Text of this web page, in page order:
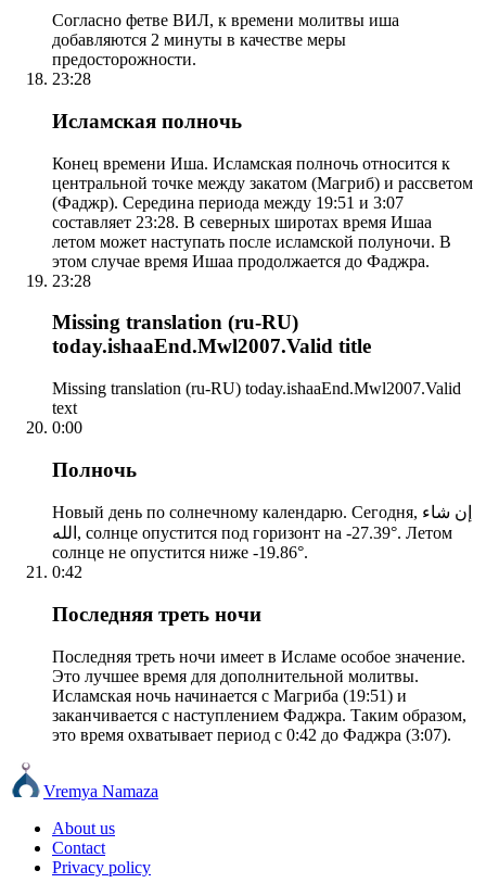
Согласно фетве ВИЛ, к времени молитвы иша
добавляются 2 минуты в качестве меры
предосторожности.
23:28
Исламская полночь
Конец времени Иша. Исламская полночь относится к
центральной точке между закатом (Магриб) и рассветом
(Фаджр). Середина периода между 19:51 и 3:07
составляет 23:28. В северных широтах время Ишаа
летом может наступать после исламской полуночи. В
этом случае время Ишаа продолжается до Фаджра.
23:28
Missing translation (ru-RU)
today.ishaaEnd.Mwl2007.Valid title
Missing translation (ru-RU) today.ishaaEnd.Mwl2007.Valid
text
0:00
Полночь
Новый день по солнечному календарю. Сегодня, إن شاء
الله, солнце опустится под горизонт на -27.39°. Летом
солнце не опустится ниже -19.86°.
0:42
Последняя треть ночи
Последняя треть ночи имеет в Исламе особое значение.
Это лучшее время для дополнительной молитвы.
Исламская ночь начинается с Магриба (19:51) и
заканчивается с наступлением Фаджра. Таким образом,
это время охватывает период с 0:42 до Фаджра (3:07).
Vremya Namaza
About us
Contact
Privacy policy